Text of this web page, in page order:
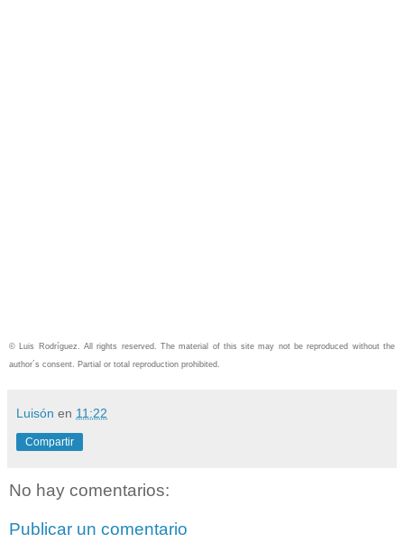
© Luis Rodríguez. All rights reserved. The material of this site may not be reproduced without the
author´s consent. Partial or total reproduction prohibited.
Luisón en 11:22
Compartir
No hay comentarios:
Publicar un comentario